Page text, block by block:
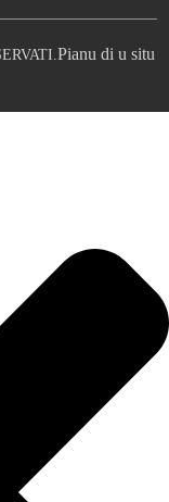
Pianu di u situ